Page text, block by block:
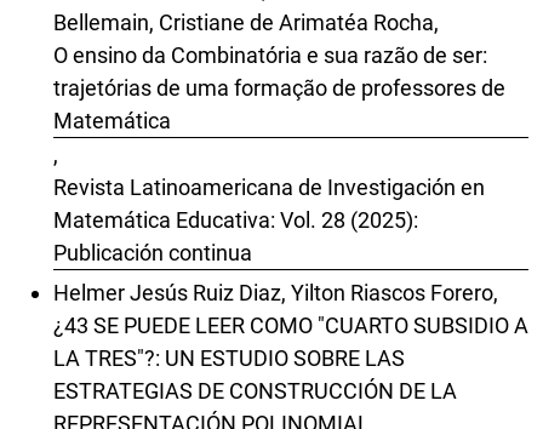
Bellemain, Cristiane de Arimatéa Rocha,
O ensino da Combinatória e sua razão de ser:
trajetórias de uma formação de professores de
Matemática
,
Revista Latinoamericana de Investigación en
Matemática Educativa: Vol. 28 (2025):
Publicación continua
Helmer Jesús Ruiz Diaz, Yilton Riascos Forero,
¿43 SE PUEDE LEER COMO "CUARTO SUBSIDIO A
LA TRES"?: UN ESTUDIO SOBRE LAS
ESTRATEGIAS DE CONSTRUCCIÓN DE LA
REPRESENTACIÓN POLINOMIAL